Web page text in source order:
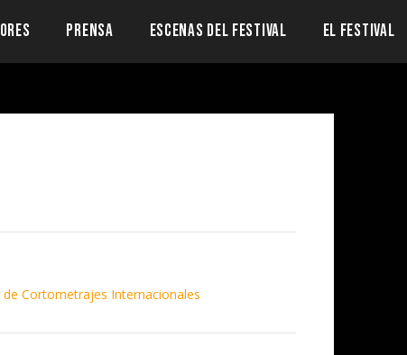
PRENSA ESCENAS DEL FESTIVAL EL FESTIVAL
Cortometrajes Internacionales